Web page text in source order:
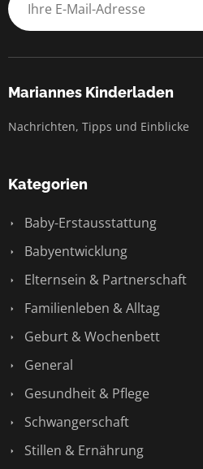
Mariannes Kinderladen
Nachrichten, Tipps und Einblicke
Kategorien
Baby-Erstausstattung
Babyentwicklung
Elternsein & Partnerschaft
Familienleben & Alltag
Geburt & Wochenbett
General
Gesundheit & Pflege
Schwangerschaft
Stillen & Ernährung